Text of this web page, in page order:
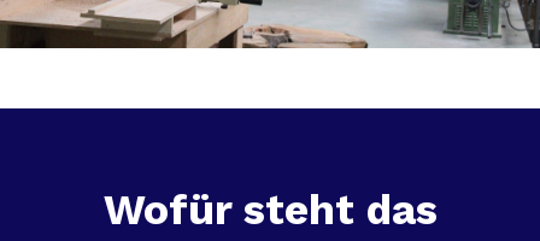
Wofür steht das